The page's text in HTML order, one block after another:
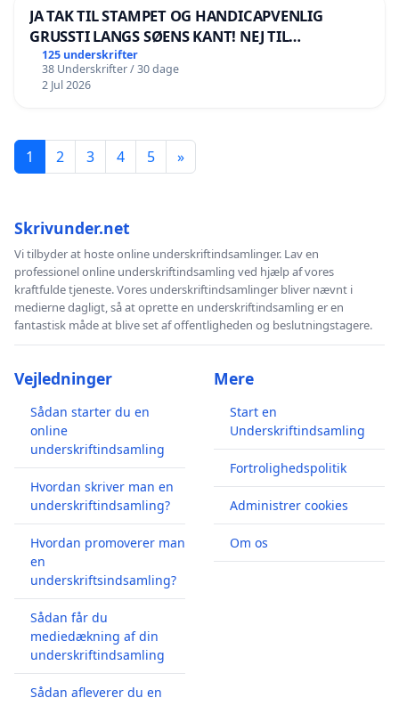
JA TAK TIL STAMPET OG HANDICAPVENLIG
GRUSSTI LANGS SØENS KANT! NEJ TIL
BOARDWALK VÆK FRA SØEN
125 underskrifter
38 Underskrifter / 30 dage
2 Jul 2026
1 2 3 4 5 »
Skrivunder.net
Vi tilbyder at hoste online underskriftindsamlinger. Lav en
professionel online underskriftindsamling ved hjælp af vores
kraftfulde tjeneste. Vores underskriftindsamlinger bliver nævnt i
medierne dagligt, så at oprette en underskriftindsamling er en
fantastisk måde at blive set af offentligheden og beslutningstagere.
Vejledninger
Sådan starter du en
online
underskriftindsamling
Hvordan skriver man en
underskriftindsamling?
Hvordan promoverer man
en
underskriftsindsamling?
Sådan får du
mediedækning af din
underskriftindsamling
Sådan afleverer du en
Mere
Start en
Underskriftindsamling
Fortrolighedspolitik
Administrer cookies
Om os